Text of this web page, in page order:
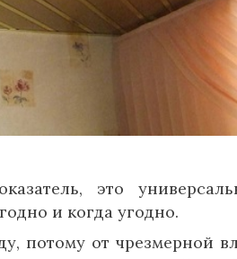
это
и когда угодно.
потому от чрезмерной